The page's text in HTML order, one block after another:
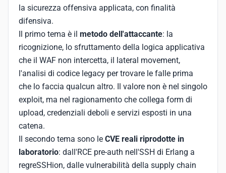
la sicurezza offensiva applicata, con finalità
difensiva.
Il primo tema è il metodo dell'attaccante: la
ricognizione, lo sfruttamento della logica applicativa
che il WAF non intercetta, il lateral movement,
l'analisi di codice legacy per trovare le falle prima
che lo faccia qualcun altro. Il valore non è nel singolo
exploit, ma nel ragionamento che collega form di
upload, credenziali deboli e servizi esposti in una
catena.
Il secondo tema sono le CVE reali riprodotte in
laboratorio: dall'RCE pre-auth nell'SSH di Erlang a
regreSSHion, dalle vulnerabilità della supply chain